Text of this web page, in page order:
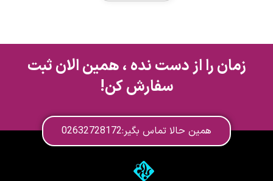
زمان را از دست نده ، همین الان ثبت
سفارش کن!
همین حالا تماس بگیر:02632728172